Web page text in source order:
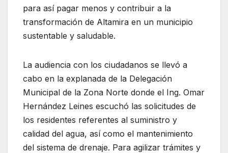
para así pagar menos y contribuir a la
transformación de Altamira en un municipio
sustentable y saludable.
La audiencia con los ciudadanos se llevó a
cabo en la explanada de la Delegación
Municipal de la Zona Norte donde el Ing. Omar
Hernández Leines escuchó las solicitudes de
los residentes referentes al suministro y
calidad del agua, así como el mantenimiento
del sistema de drenaje. Para agilizar trámites y